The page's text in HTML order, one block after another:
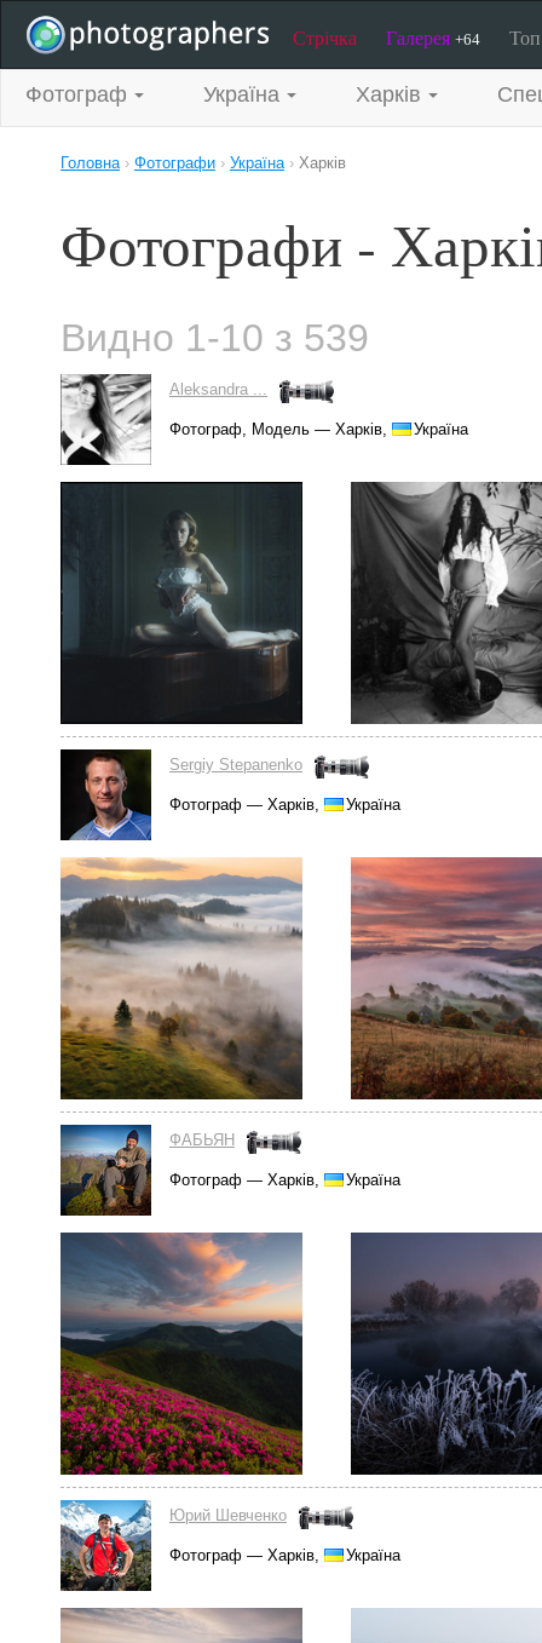
Стрічка Галерея +64
Фотограф Україна Харків
Головна› Фотографи › Україна› Харків
Фотографи -
Видно 1-10 з 539
Aleksandra ...
Фотограф, Модель — Харків, Україна
Sergiy Stepanenko
Фотограф — Харків, Україна
ФАБЬЯН
Фотограф — Харків, Україна
Юрий Шевченко
Фотограф — Харків, Україна